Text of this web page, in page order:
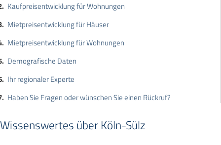
Kaufpreisentwicklung für Wohnungen
Mietpreisentwicklung für Häuser
Mietpreisentwicklung für Wohnungen
Demografische Daten
Ihr regionaler Experte
Haben Sie Fragen oder wünschen Sie einen Rückruf?
Wissenswertes über Köln-Sülz